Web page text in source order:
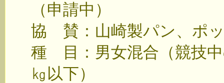
（申請中）
協 賛：山崎製パン、ポ
種 目：男女混合（競技
㎏以下）